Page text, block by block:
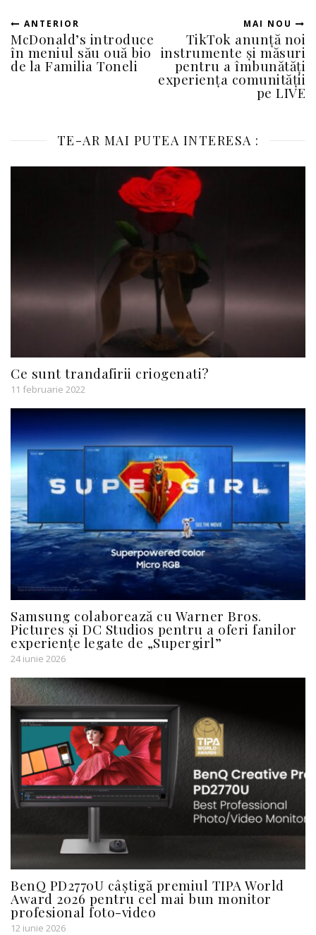
ANTERIOR
McDonald’s introduce
în meniul său ouă bio
de la Familia Toneli
MAI NOU
TikTok anunță noi
instrumente și măsuri
pentru a îmbunătăți
experiența comunității
pe LIVE
TE-AR MAI PUTEA INTERESA :
Ce sunt trandafirii criogenati?
11 februarie 2022
Samsung colaborează cu Warner Bros.
Pictures și DC Studios pentru a oferi fanilor
experiențe legate de „Supergirl”
24 iunie 2026
BenQ PD2770U câștigă premiul TIPA World
Award 2026 pentru cel mai bun monitor
profesional foto-video
12 iunie 2026